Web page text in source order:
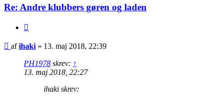
Re: Andre klubbers gøren og laden
Indlæg
afihaki » 13. maj 2018, 22:39
PH1978 skrev: ↑
13. maj 2018, 22:27
ihaki skrev: